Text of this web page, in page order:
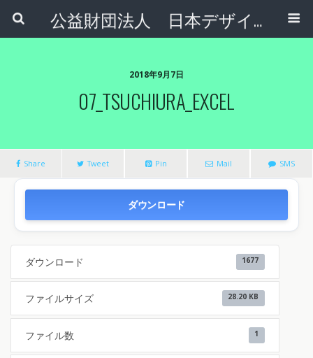
公益財団法人 日本デザインナンバー財団
2018年9月7日
07_TSUCHIURA_EXCEL
Share Tweet Pin Mail SMS
ダウンロード
ダウンロード 1677
ファイルサイズ 28.20 KB
ファイル数 1